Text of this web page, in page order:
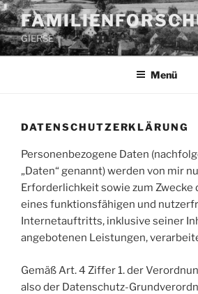
Zum
Inhalt
springen
GIERSE
Menü
DATENSCHUTZERKLÄRUNG
Personenbezogene Daten
„Daten“ genannt) werden von mir
Erforderlichkeit sowie zum
eines funktionsfähigen und
Internetauftritts, inklusive seiner
angebotenen Leistungen,
Gemäß Art. 4 Ziffer 1. der
also der Datenschutz-